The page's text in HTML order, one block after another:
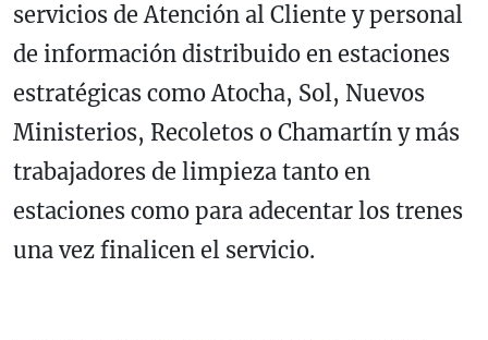
servicios de Atención al Cliente y personal
de información distribuido en estaciones
estratégicas como Atocha, Sol, Nuevos
Ministerios, Recoletos o Chamartín y más
trabajadores de limpieza tanto en
estaciones como para adecentar los trenes
una vez finalicen el servicio.